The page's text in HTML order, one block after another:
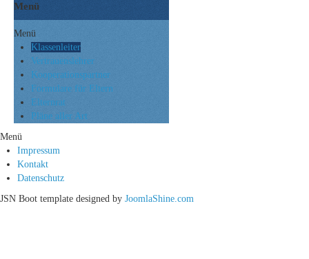
Menü
Menü
Klassenleiter
Vertrauenslehrer
Kooperationspartner
Formulare für Eltern
Elternrat
Pläne aller Art
Menü
Impressum
Kontakt
Datenschutz
JSN Boot template designed by JoomlaShine.com